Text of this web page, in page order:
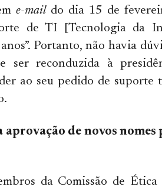
e-maildo dia 15 de
de TI [Tecnologia da
Portanto, não havia
ser reconduzida à
ao seu pedido de suporte
aprovação de novos
da Comissão de